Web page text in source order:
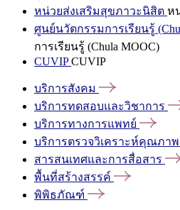
หน่วยส่งเสริมสุขภาวะนิสิต ห
ศูนย์นวัตกรรมการเรียนรู้
การเรียนรู้ (Chula MOOC)
CUVIPCUVIP
บริการสังคม
บริการทดสอบและวิชาการ
บริการทางการแพทย์
บริการตรวจวิเคราะห์คุณภาพ
สารสนเทศและการสื่อสาร
พื้นที่สร้างสรรค์
พิพิธภัณฑ์